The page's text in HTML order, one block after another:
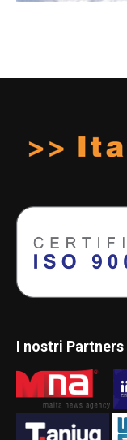
I nostri Partners